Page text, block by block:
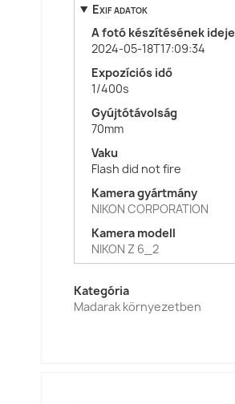
Exif adatok
A fotó készítésének ideje
2024-05-18T17:09:34
Expozíciós idő
1/400s
Gyújtótávolság
70mm
Vaku
Flash did not fire
Kamera gyártmány
NIKON CORPORATION
Kamera modell
NIKON Z 6_2
Kategória
Madarak környezetben